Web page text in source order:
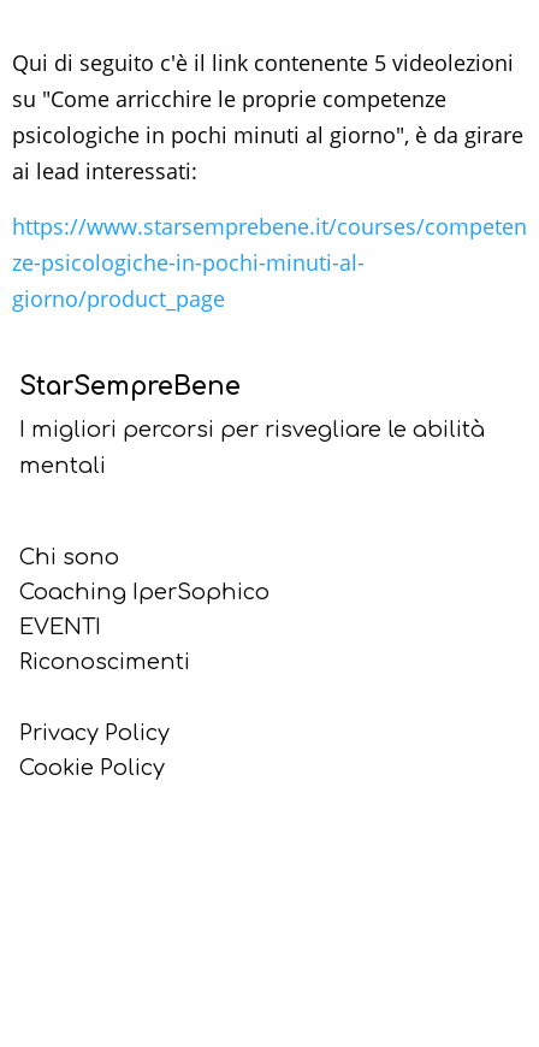
Qui di seguito c'è il link contenente 5 videolezioni
su "Come arricchire le proprie competenze
psicologiche in pochi minuti al giorno", è da girare
ai lead interessati:
https://www.starsemprebene.it/courses/competen
ze-psicologiche-in-pochi-minuti-al-
giorno/product_page
StarSempreBene
I migliori percorsi per risvegliare le abilità
mentali
Chi sono
Coaching IperSophico
EVENTI
Riconoscimenti
Privacy Policy
Cookie Policy